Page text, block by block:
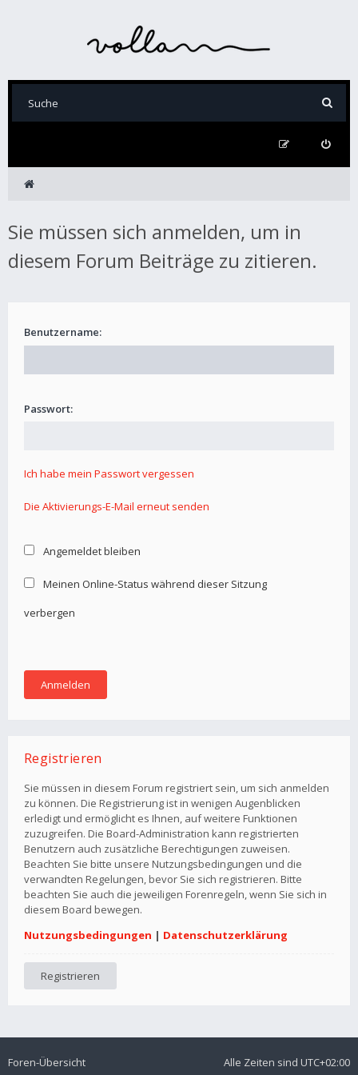
Sie müssen sich anmelden, um in
diesem Forum Beiträge zu zitieren.
Benutzername:
Passwort:
Ich habe mein Passwort vergessen
Die Aktivierungs-E-Mail erneut senden
Angemeldet bleiben
Meinen Online-Status während dieser Sitzung
verbergen
Registrieren
Sie müssen in diesem Forum registriert sein, um sich anmelden
zu können. Die Registrierung ist in wenigen Augenblicken
erledigt und ermöglicht es Ihnen, auf weitere Funktionen
zuzugreifen. Die Board-Administration kann registrierten
Benutzern auch zusätzliche Berechtigungen zuweisen.
Beachten Sie bitte unsere Nutzungsbedingungen und die
verwandten Regelungen, bevor Sie sich registrieren. Bitte
beachten Sie auch die jeweiligen Forenregeln, wenn Sie sich in
diesem Board bewegen.
Nutzungsbedingungen | Datenschutzerklärung
Registrieren
Foren-Übersicht Alle Zeiten sind UTC+02:00